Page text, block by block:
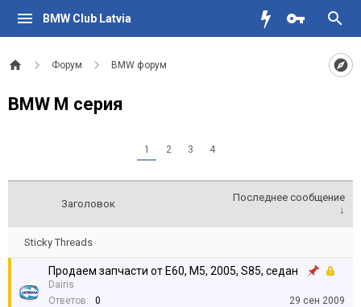
BMW Club Latvia
Форум BMW форум
BMW M серия
1 2 3 4
Заголовок
Последнее сообщение
↓
Sticky Threads
Продаем запчасти от E60, M5, 2005, S85, седан
Dairis
Ответов:
0
29 сен 2009